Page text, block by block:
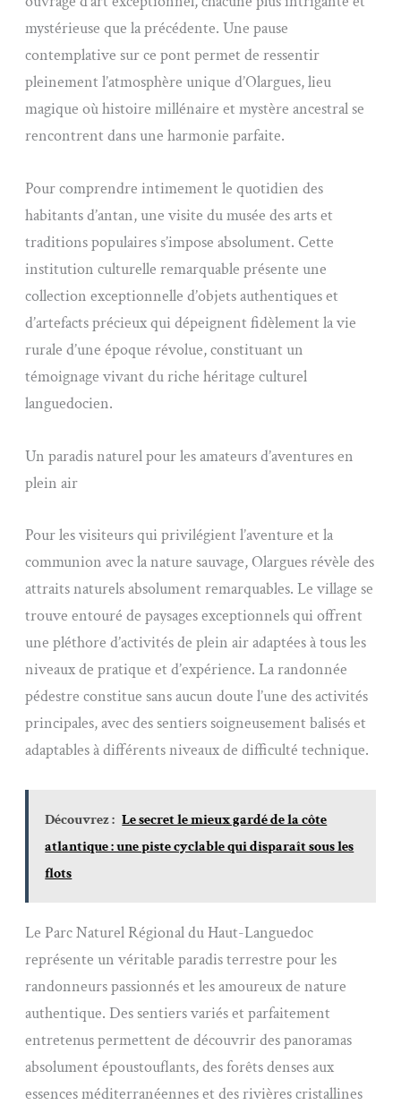
mystérieuse que la précédente. Une pause
contemplative sur ce pont permet de ressentir
pleinement l’atmosphère unique d’Olargues, lieu
magique où histoire millénaire et mystère ancestral se
rencontrent dans une harmonie parfaite.
Pour comprendre intimement le quotidien des
habitants d’antan, une visite du musée des arts et
traditions populaires s’impose absolument. Cette
institution culturelle remarquable présente une
collection exceptionnelle d’objets authentiques et
d’artefacts précieux qui dépeignent fidèlement la vie
rurale d’une époque révolue, constituant un
témoignage vivant du riche héritage culturel
languedocien.
Un paradis naturel pour les amateurs d’aventures en
plein air
Pour les visiteurs qui privilégient l’aventure et la
communion avec la nature sauvage, Olargues révèle des
attraits naturels absolument remarquables. Le village se
trouve entouré de paysages exceptionnels qui offrent
une pléthore d’activités de plein air adaptées à tous les
niveaux de pratique et d’expérience. La randonnée
pédestre constitue sans aucun doute l’une des activités
principales, avec des sentiers soigneusement balisés et
adaptables à différents niveaux de difficulté technique.
Découvrez : Le secret le mieux gardé de la côte
atlantique : une piste cyclable qui disparaît sous les
flots
Le Parc Naturel Régional du Haut-Languedoc
représente un véritable paradis terrestre pour les
randonneurs passionnés et les amoureux de nature
authentique. Des sentiers variés et parfaitement
entretenus permettent de découvrir des panoramas
absolument époustouflants, des forêts denses aux
essences méditerranéennes et des rivières cristallines